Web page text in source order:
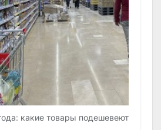
какие товары подешевеют